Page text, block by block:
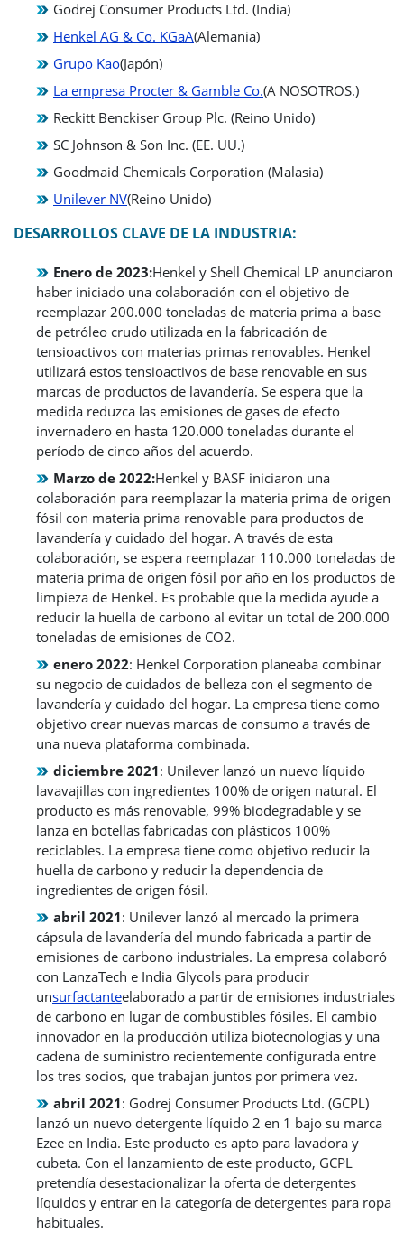
Godrej Consumer Products Ltd. (India)
Henkel AG & Co. KGaA(Alemania)
Grupo Kao(Japón)
La empresa Procter & Gamble Co.(A NOSOTROS.)
Reckitt Benckiser Group Plc. (Reino Unido)
SC Johnson & Son Inc. (EE. UU.)
Goodmaid Chemicals Corporation (Malasia)
Unilever NV(Reino Unido)
DESARROLLOS CLAVE DE LA INDUSTRIA:
Enero de 2023:Henkel y Shell Chemical LP anunciaron
haber iniciado una colaboración con el objetivo de
reemplazar 200.000 toneladas de materia prima a base
de petróleo crudo utilizada en la fabricación de
tensioactivos con materias primas renovables. Henkel
utilizará estos tensioactivos de base renovable en sus
marcas de productos de lavandería. Se espera que la
medida reduzca las emisiones de gases de efecto
invernadero en hasta 120.000 toneladas durante el
período de cinco años del acuerdo.
Marzo de 2022:Henkel y BASF iniciaron una
colaboración para reemplazar la materia prima de origen
fósil con materia prima renovable para productos de
lavandería y cuidado del hogar. A través de esta
colaboración, se espera reemplazar 110.000 toneladas de
materia prima de origen fósil por año en los productos de
limpieza de Henkel. Es probable que la medida ayude a
reducir la huella de carbono al evitar un total de 200.000
toneladas de emisiones de CO2.
enero 2022: Henkel Corporation planeaba combinar
su negocio de cuidados de belleza con el segmento de
lavandería y cuidado del hogar. La empresa tiene como
objetivo crear nuevas marcas de consumo a través de
una nueva plataforma combinada.
diciembre 2021: Unilever lanzó un nuevo líquido
lavavajillas con ingredientes 100% de origen natural. El
producto es más renovable, 99% biodegradable y se
lanza en botellas fabricadas con plásticos 100%
reciclables. La empresa tiene como objetivo reducir la
huella de carbono y reducir la dependencia de
ingredientes de origen fósil.
abril 2021: Unilever lanzó al mercado la primera
cápsula de lavandería del mundo fabricada a partir de
emisiones de carbono industriales. La empresa colaboró ​​
con LanzaTech e India Glycols para producir
unsurfactanteelaborado a partir de emisiones industriales
de carbono en lugar de combustibles fósiles. El cambio
innovador en la producción utiliza biotecnologías y una
cadena de suministro recientemente configurada entre
los tres socios, que trabajan juntos por primera vez.
abril 2021: Godrej Consumer Products Ltd. (GCPL)
lanzó un nuevo detergente líquido 2 en 1 bajo su marca
Ezee en India. Este producto es apto para lavadora y
cubeta. Con el lanzamiento de este producto, GCPL
pretendía desestacionalizar la oferta de detergentes
líquidos y entrar en la categoría de detergentes para ropa
habituales.